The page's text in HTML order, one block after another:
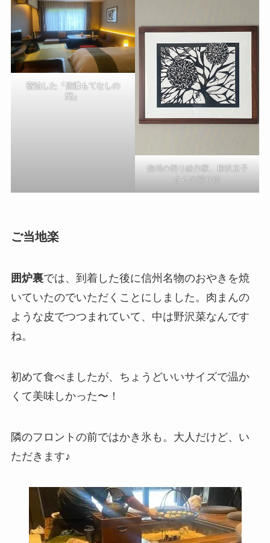
宿泊した『信濃もてなしの
間』
信州の切り絵作家、柳沢京子
さんの切り絵
ご当地楽
囲炉裏では、到着した後に信州名物のおやき を焼
いていたのでいただくことにしました。肉まんの
ような皮でつつまれていて、中は野沢菜なんです
ね。
初めて食べましたが、ちょうどいいサイズで温か
くて美味しかった〜！
隣のフロントの前ではかき氷も。大人だけど、い
ただきます♪